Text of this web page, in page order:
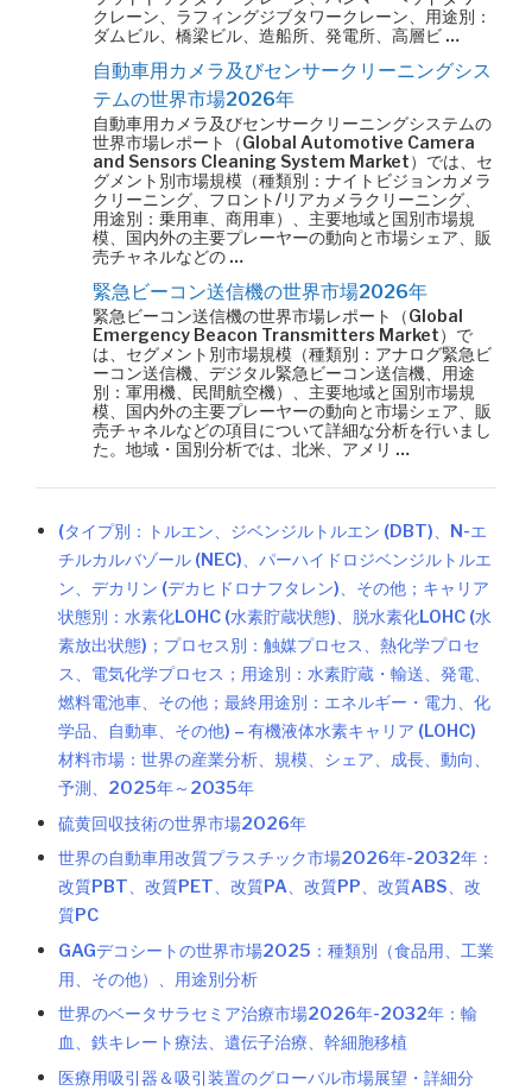
クレーン、ラフィングジブタワークレーン、用途別：
ダムビル、橋梁ビル、造船所、発電所、高層ビ …
自動車用カメラ及びセンサークリーニングシス
テムの世界市場2026年
自動車用カメラ及びセンサークリーニングシステムの
世界市場レポート（Global Automotive Camera
and Sensors Cleaning System Market）では、セ
グメント別市場規模（種類別：ナイトビジョンカメラ
クリーニング、フロント/リアカメラクリーニング、
用途別：乗用車、商用車）、主要地域と国別市場規
模、国内外の主要プレーヤーの動向と市場シェア、販
売チャネルなどの …
緊急ビーコン送信機の世界市場2026年
緊急ビーコン送信機の世界市場レポート（Global
Emergency Beacon Transmitters Market）で
は、セグメント別市場規模（種類別：アナログ緊急ビ
ーコン送信機、デジタル緊急ビーコン送信機、用途
別：軍用機、民間航空機）、主要地域と国別市場規
模、国内外の主要プレーヤーの動向と市場シェア、販
売チャネルなどの項目について詳細な分析を行いまし
た。地域・国別分析では、北米、アメリ …
(タイプ別：トルエン、ジベンジルトルエン (DBT)、N-エ
チルカルバゾール (NEC)、パーハイドロジベンジルトルエ
ン、デカリン (デカヒドロナフタレン)、その他；キャリア
状態別：水素化LOHC (水素貯蔵状態)、脱水素化LOHC (水
素放出状態)；プロセス別：触媒プロセス、熱化学プロセ
ス、電気化学プロセス；用途別：水素貯蔵・輸送、発電、
燃料電池車、その他；最終用途別：エネルギー・電力、化
学品、自動車、その他) – 有機液体水素キャリア (LOHC)
材料市場：世界の産業分析、規模、シェア、成長、動向、
予測、2025年～2035年
硫黄回収技術の世界市場2026年
世界の自動車用改質プラスチック市場2026年-2032年：
改質PBT、改質PET、改質PA、改質PP、改質ABS、改
質PC
GAGデコシートの世界市場2025：種類別（食品用、工業
用、その他）、用途別分析
世界のベータサラセミア治療市場2026年-2032年：輸
血、鉄キレート療法、遺伝子治療、幹細胞移植
医療用吸引器＆吸引装置のグローバル市場展望・詳細分